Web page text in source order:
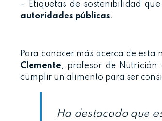
- Etiquetas de sostenibilidad
autoridades públicas.
Para conocer más acerca de
Clemente, profesor de Nutrición
cumplir un alimento para ser
Ha destacado que